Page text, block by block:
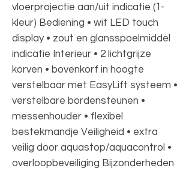
vloerprojectie aan/uit indicatie (1-
kleur) Bediening • wit LED touch
display • zout en glansspoelmiddel
indicatie Interieur • 2 lichtgrijze
korven • bovenkorf in hoogte
verstelbaar met EasyLift systeem •
verstelbare bordensteunen •
messenhouder • flexibel
bestekmandje Veiligheid • extra
veilig door aquastop/aquacontrol •
overloopbeveiliging Bijzonderheden